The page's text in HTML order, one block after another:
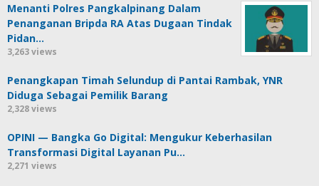
Menanti Polres Pangkalpinang Dalam
Penanganan Bripda RA Atas Dugaan Tindak
Pidan…
3,263 views
Penangkapan Timah Selundup di Pantai Rambak, YNR
Diduga Sebagai Pemilik Barang
2,328 views
OPINI — Bangka Go Digital: Mengukur Keberhasilan
Transformasi Digital Layanan Pu…
2,271 views